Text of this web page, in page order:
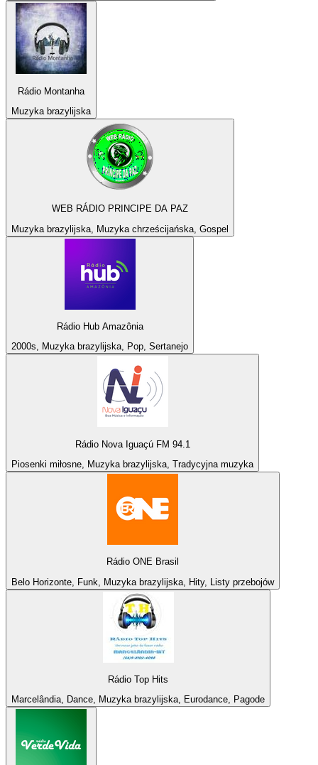
Rádio Montanha
Muzyka brazylijska
WEB RÁDIO PRINCIPE DA PAZ
Muzyka brazylijska, Muzyka chrześcijańska, Gospel
Rádio Hub Amazônia
2000s, Muzyka brazylijska, Pop, Sertanejo
Rádio Nova Iguaçú FM 94.1
Piosenki miłosne, Muzyka brazylijska, Tradycyjna muzyka
Rádio ONE Brasil
Belo Horizonte, Funk, Muzyka brazylijska, Hity, Listy przebojów
Rádio Top Hits
Marcelândia, Dance, Muzyka brazylijska, Eurodance, Pagode